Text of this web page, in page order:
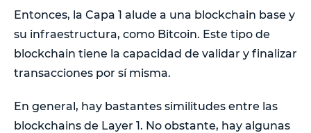
Entonces, la Capa 1 alude a una blockchain base y
su infraestructura, como Bitcoin. Este tipo de
blockchain tiene la capacidad de validar y finalizar
transacciones por sí misma.
En general, hay bastantes similitudes entre las
blockchains de Layer 1. No obstante, hay algunas